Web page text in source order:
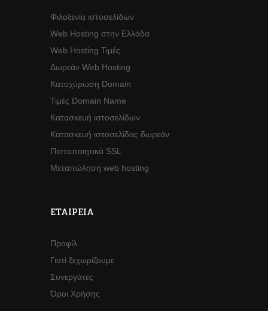
Φιλοξενία ιστοσελίδων
Web Hosting στην Ελλάδα
Web Hosting Τιμές
Δωρεάν Web Hosting
Κατοχύρωση Domain
Τιμές Domain Name
Κατασκευή ιστοσελίδων
Κατασκευή ιστοσελίδας δωρεάν
Πιστοποιητικά SSL
Μεταπώληση web hosting
ΕΤΑΙΡΕΊΑ
Προφίλ
Γιατί ξεχωρίζουμε
Συνεργάτες
Όροι Χρήσης